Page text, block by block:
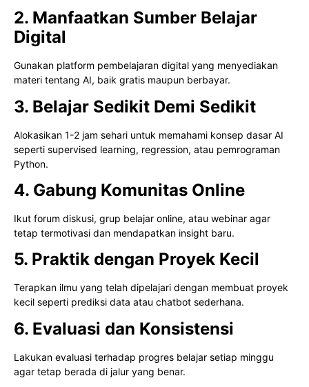
2. Manfaatkan Sumber Belajar
Digital
Gunakan platform pembelajaran digital yang menyediakan
materi tentang AI, baik gratis maupun berbayar.
3. Belajar Sedikit Demi Sedikit
Alokasikan 1-2 jam sehari untuk memahami konsep dasar AI
seperti supervised learning, regression, atau pemrograman
Python.
4. Gabung Komunitas Online
Ikut forum diskusi, grup belajar online, atau webinar agar
tetap termotivasi dan mendapatkan insight baru.
5. Praktik dengan Proyek Kecil
Terapkan ilmu yang telah dipelajari dengan membuat proyek
kecil seperti prediksi data atau chatbot sederhana.
6. Evaluasi dan Konsistensi
Lakukan evaluasi terhadap progres belajar setiap minggu
agar tetap berada di jalur yang benar.